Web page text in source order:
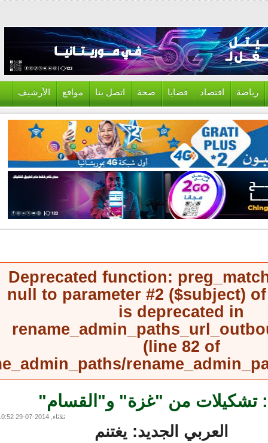
اقتصاد قضايا صحة اتصل بنا مواقع الأرشيف
Deprecated function:
null to parameter #2 ($subject)
is deprecated in
(line82of
تشكيلات من "غزة" و"القسام"
ثلاثاء, 2014-07-29 10:52
العربي الجديد: يغتنم